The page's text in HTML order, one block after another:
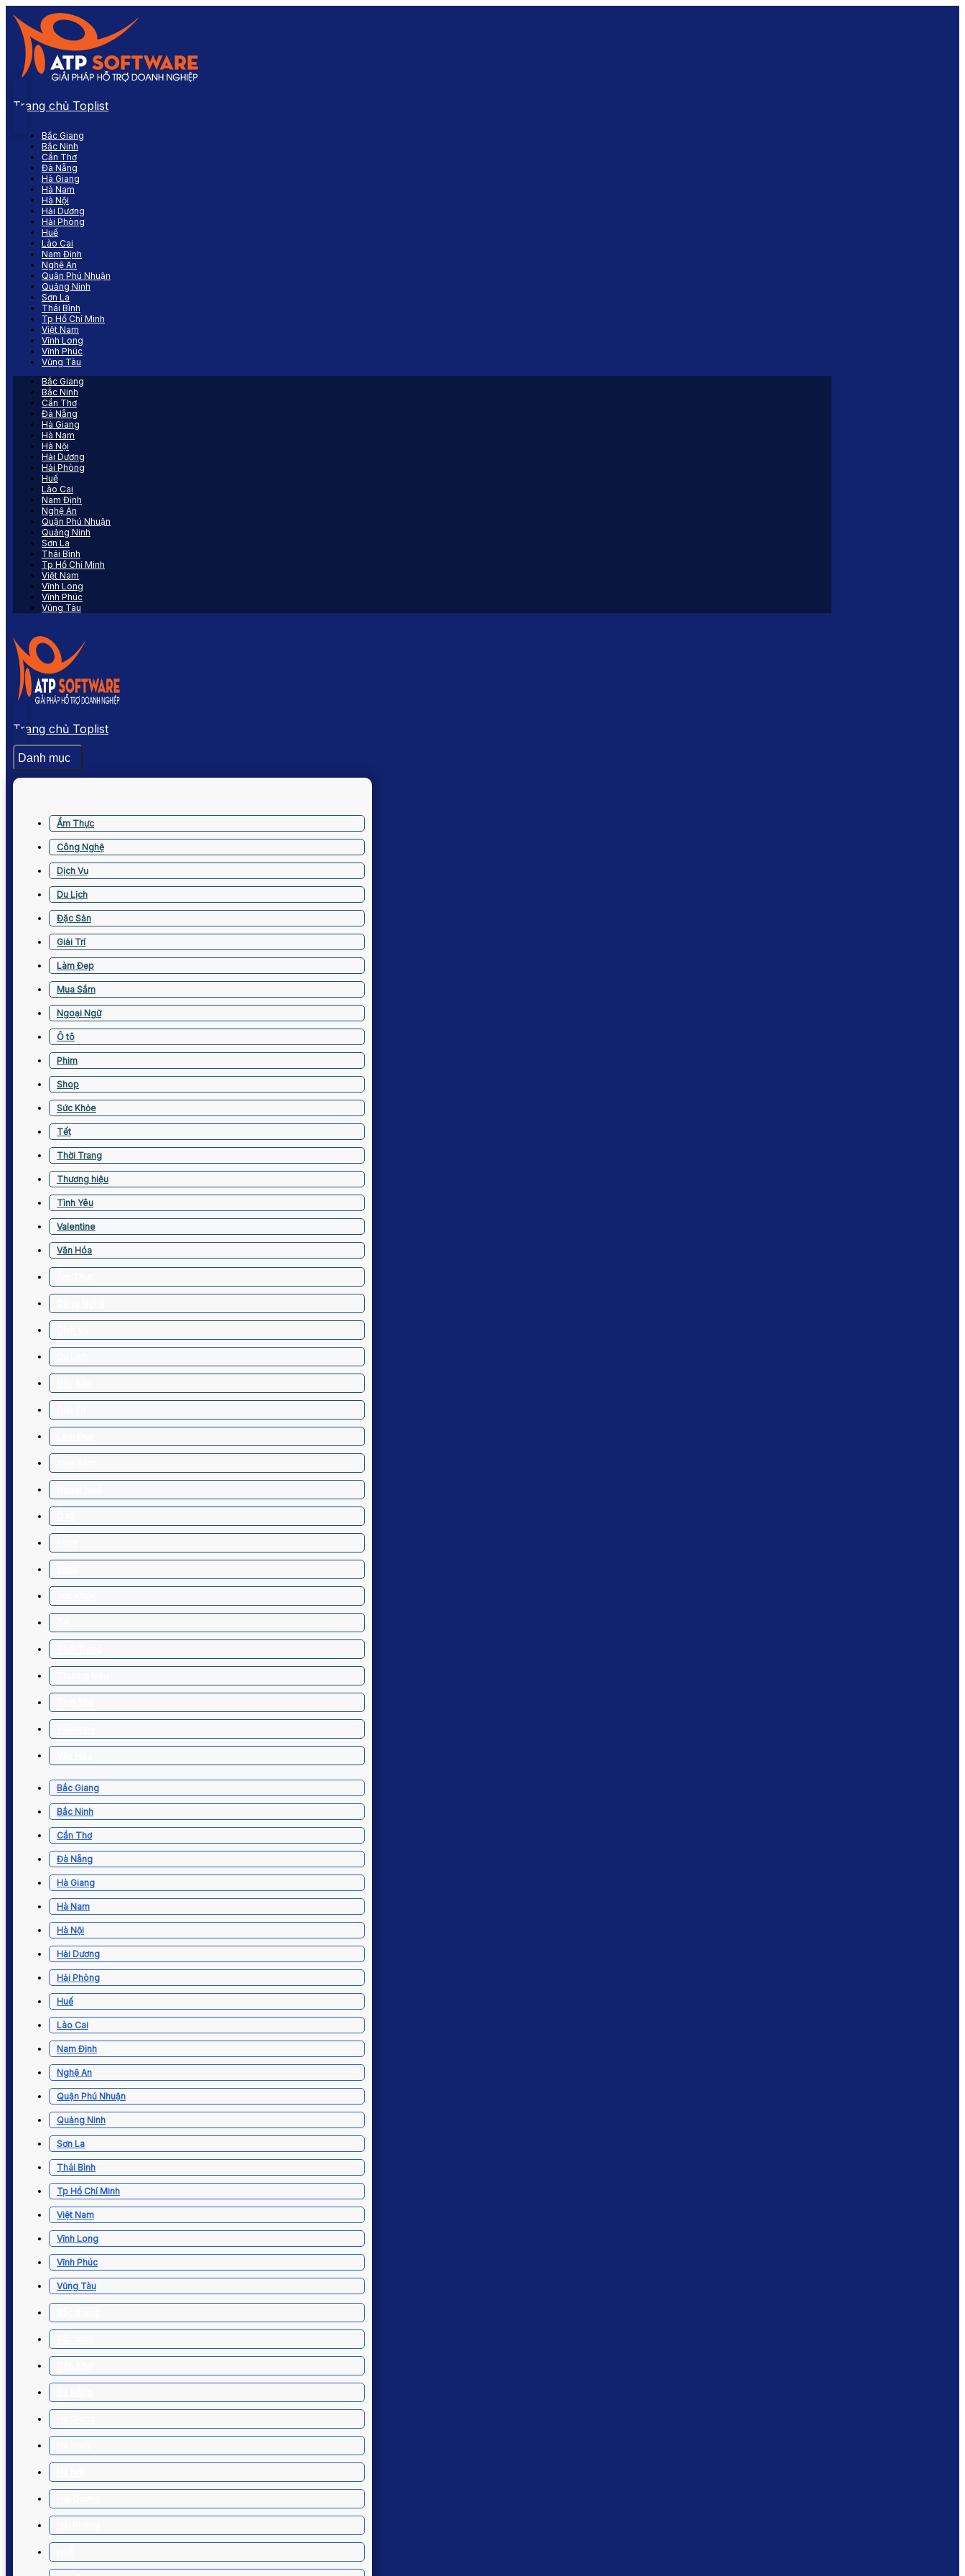
Trang chủ Toplist
Bắc Giang
Bắc Ninh
Cần Thơ
Đà Nẵng
Hà Giang
Hà Nam
Hà Nội
Hải Dương
Hải Phòng
Huế
Lào Cai
Nam Định
Nghệ An
Quận Phú Nhuận
Quảng Ninh
Sơn La
Thái Bình
Tp Hồ Chí Minh
Việt Nam
Vĩnh Long
Vĩnh Phúc
Vũng Tàu
Bắc Giang
Bắc Ninh
Cần Thơ
Đà Nẵng
Hà Giang
Hà Nam
Hà Nội
Hải Dương
Hải Phòng
Huế
Lào Cai
Nam Định
Nghệ An
Quận Phú Nhuận
Quảng Ninh
Sơn La
Thái Bình
Tp Hồ Chí Minh
Việt Nam
Vĩnh Long
Vĩnh Phúc
Vũng Tàu
Trang chủ Toplist
Danh mục
Ẩm Thực
Công Nghệ
Dịch Vụ
Du Lịch
Đặc Sản
Giải Trí
Làm Đẹp
Mua Sắm
Ngoại Ngữ
Ô tô
Phim
Shop
Sức Khỏe
Tết
Thời Trang
Thương hiệu
Tình Yêu
Valentine
Văn Hóa
Bắc Giang
Bắc Ninh
Cần Thơ
Đà Nẵng
Hà Giang
Hà Nam
Hà Nội
Hải Dương
Hải Phòng
Huế
Lào Cai
Nam Định
Nghệ An
Quận Phú Nhuận
Quảng Ninh
Sơn La
Thái Bình
Tp Hồ Chí Minh
Việt Nam
Vĩnh Long
Vĩnh Phúc
Vũng Tàu